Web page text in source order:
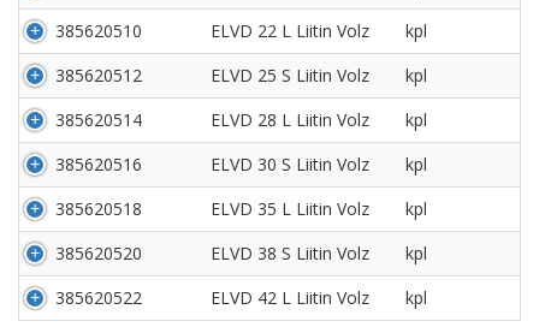
385620510
ELVD 22 L Liitin Volz
kpl
385620512
ELVD 25 S Liitin Volz
kpl
385620514
ELVD 28 L Liitin Volz
kpl
385620516
ELVD 30 S Liitin Volz
kpl
385620518
ELVD 35 L Liitin Volz
kpl
385620520
ELVD 38 S Liitin Volz
kpl
385620522
ELVD 42 L Liitin Volz kpl